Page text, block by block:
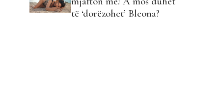
të ‘dorëzohet’ Bleona?